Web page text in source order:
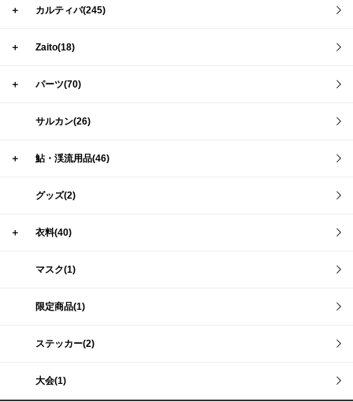
＋ カルティバ(245)
＋ Zaito(18)
＋ パーツ(70)
サルカン(26)
＋ 鮎・渓流用品(46)
グッズ(2)
＋ 衣料(40)
マスク(1)
限定商品(1)
ステッカー(2)
大会(1)